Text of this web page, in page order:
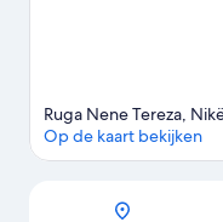
Ruga Nene Tereza,
Op de kaart bekijken